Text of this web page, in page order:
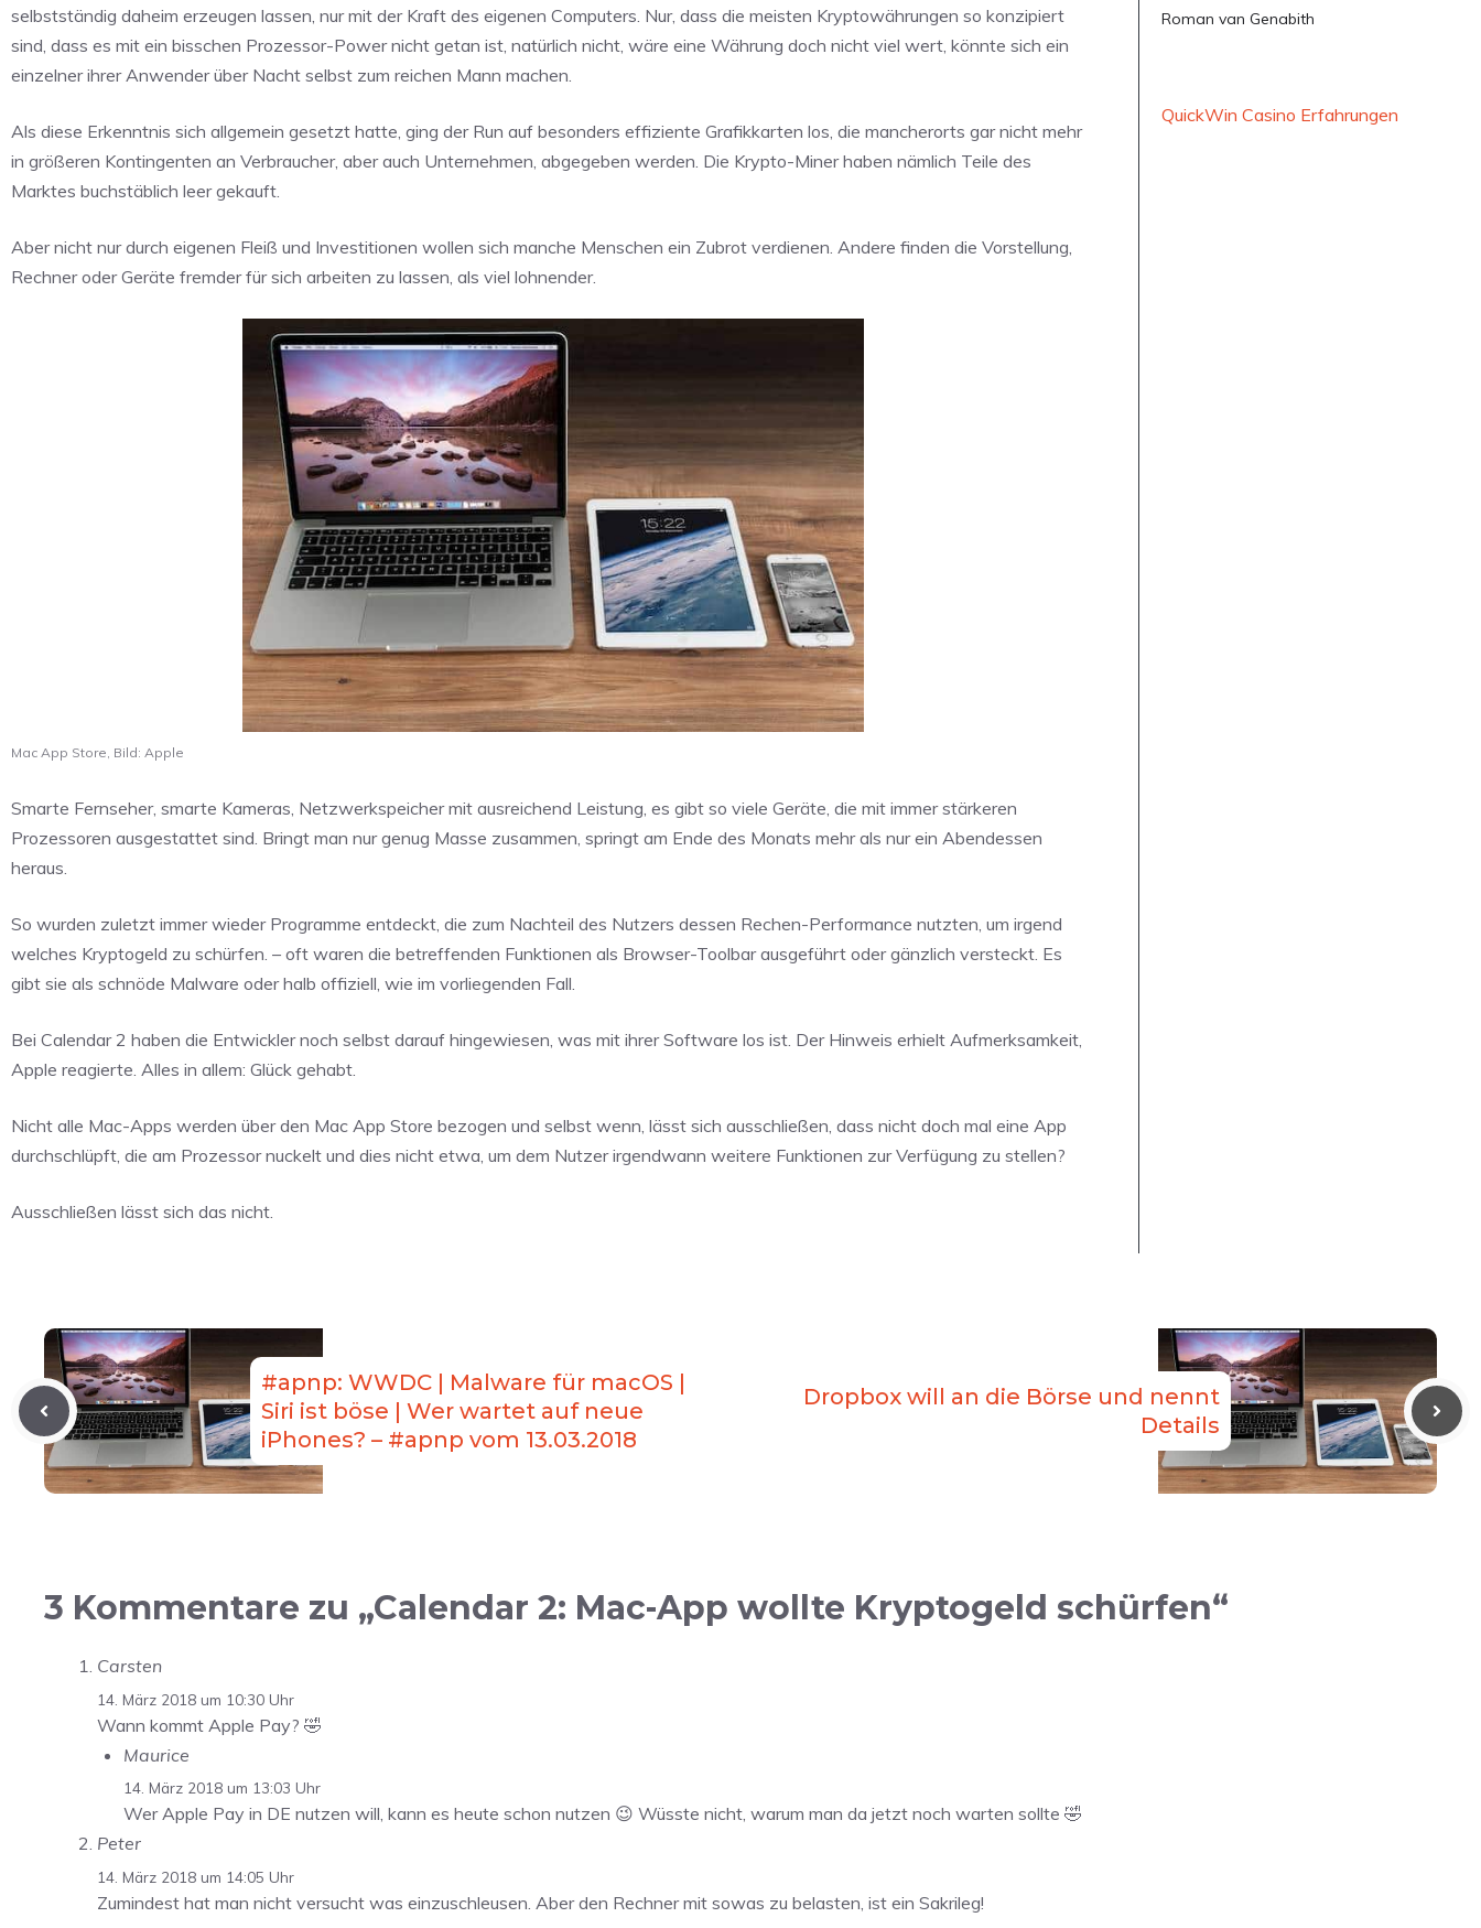
selbstständig daheim erzeugen lassen, nur mit der Kraft des eigenen Computers. Nur, dass die meisten Kryptowährungen so konzipiert
sind, dass es mit ein bisschen Prozessor-Power nicht getan ist, natürlich nicht, wäre eine Währung doch nicht viel wert, könnte sich ein
einzelner ihrer Anwender über Nacht selbst zum reichen Mann machen.
Als diese Erkenntnis sich allgemein gesetzt hatte, ging der Run auf besonders effiziente Grafikkarten los, die mancherorts gar nicht mehr
in größeren Kontingenten an Verbraucher, aber auch Unternehmen, abgegeben werden. Die Krypto-Miner haben nämlich Teile des
Marktes buchstäblich leer gekauft.
Aber nicht nur durch eigenen Fleiß und Investitionen wollen sich manche Menschen ein Zubrot verdienen. Andere finden die Vorstellung,
Rechner oder Geräte fremder für sich arbeiten zu lassen, als viel lohnender.
Mac App Store, Bild: Apple
Smarte Fernseher, smarte Kameras, Netzwerkspeicher mit ausreichend Leistung, es gibt so viele Geräte, die mit immer stärkeren
Prozessoren ausgestattet sind. Bringt man nur genug Masse zusammen, springt am Ende des Monats mehr als nur ein Abendessen
heraus.
So wurden zuletzt immer wieder Programme entdeckt, die zum Nachteil des Nutzers dessen Rechen-Performance nutzten, um irgend
welches Kryptogeld zu schürfen. – oft waren die betreffenden Funktionen als Browser-Toolbar ausgeführt oder gänzlich versteckt. Es
gibt sie als schnöde Malware oder halb offiziell, wie im vorliegenden Fall.
Bei Calendar 2 haben die Entwickler noch selbst darauf hingewiesen, was mit ihrer Software los ist. Der Hinweis erhielt Aufmerksamkeit,
Apple reagierte. Alles in allem: Glück gehabt.
Nicht alle Mac-Apps werden über den Mac App Store bezogen und selbst wenn, lässt sich ausschließen, dass nicht doch mal eine App
durchschlüpft, die am Prozessor nuckelt und dies nicht etwa, um dem Nutzer irgendwann weitere Funktionen zur Verfügung zu stellen?
Ausschließen lässt sich das nicht.
Roman van Genabith
QuickWin Casino Erfahrungen
#apnp: WWDC | Malware für macOS |
Siri ist böse | Wer wartet auf neue
iPhones? – #apnp vom 13.03.2018
Dropbox will an die Börse und nennt
Details
3 Kommentare zu „Calendar 2: Mac-App wollte Kryptogeld schürfen“
Carsten
14. März 2018 um 10:30 Uhr
Wann kommt Apple Pay? 🤣
Maurice
14. März 2018 um 13:03 Uhr
Wer Apple Pay in DE nutzen will, kann es heute schon nutzen 😉 Wüsste nicht, warum man da jetzt noch warten sollte 🤣
Peter
14. März 2018 um 14:05 Uhr
Zumindest hat man nicht versucht was einzuschleusen. Aber den Rechner mit sowas zu belasten, ist ein Sakrileg!